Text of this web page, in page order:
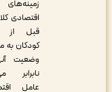
زمینه‌های
اقتصادی کلان نیز
قبل از ورود
کودکان به مدرسه
وضعیت آنها را
نابرابر می‌کند.
عامل اقتصادی